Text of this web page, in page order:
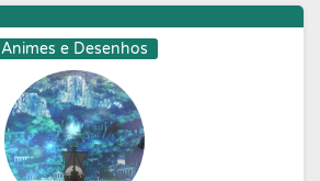
Animes e Desenhos